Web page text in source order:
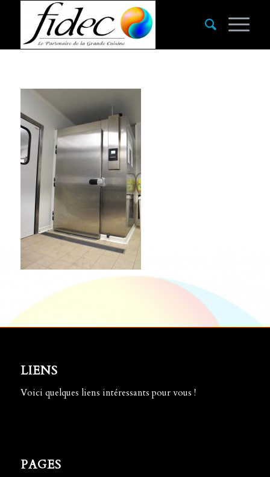
LIENS
Voici quelques liens intéressants pour vous !
PAGES